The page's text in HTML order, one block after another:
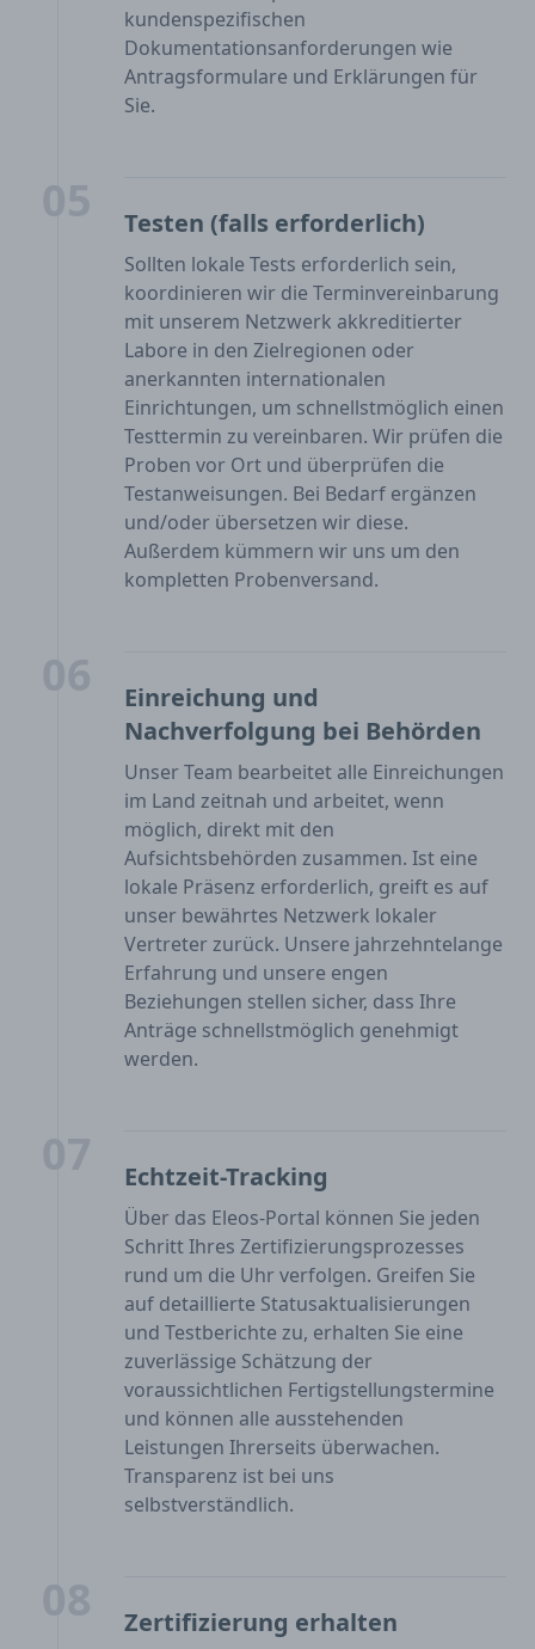
kundenspezifischen
Dokumentationsanforderungen wie
Antragsformulare und Erklärungen für
Sie.
Testen (falls erforderlich)
Sollten lokale Tests erforderlich sein,
koordinieren wir die Terminvereinbarung
mit unserem Netzwerk akkreditierter
Labore in den Zielregionen oder
anerkannten internationalen
Einrichtungen, um schnellstmöglich einen
Testtermin zu vereinbaren. Wir prüfen die
Proben vor Ort und überprüfen die
Testanweisungen. Bei Bedarf ergänzen
und/oder übersetzen wir diese.
Außerdem kümmern wir uns um den
kompletten Probenversand.
Einreichung und
Nachverfolgung bei Behörden
Unser Team bearbeitet alle Einreichungen
im Land zeitnah und arbeitet, wenn
möglich, direkt mit den
Aufsichtsbehörden zusammen. Ist eine
lokale Präsenz erforderlich, greift es auf
unser bewährtes Netzwerk lokaler
Vertreter zurück. Unsere jahrzehntelange
Erfahrung und unsere engen
Beziehungen stellen sicher, dass Ihre
Anträge schnellstmöglich genehmigt
werden.
Echtzeit-Tracking
Über das Eleos-Portal können Sie jeden
Schritt Ihres Zertifizierungsprozesses
rund um die Uhr verfolgen. Greifen Sie
auf detaillierte Statusaktualisierungen
und Testberichte zu, erhalten Sie eine
zuverlässige Schätzung der
voraussichtlichen Fertigstellungstermine
und können alle ausstehenden
Leistungen Ihrerseits überwachen.
Transparenz ist bei uns
selbstverständlich.
Zertifizierung erhalten